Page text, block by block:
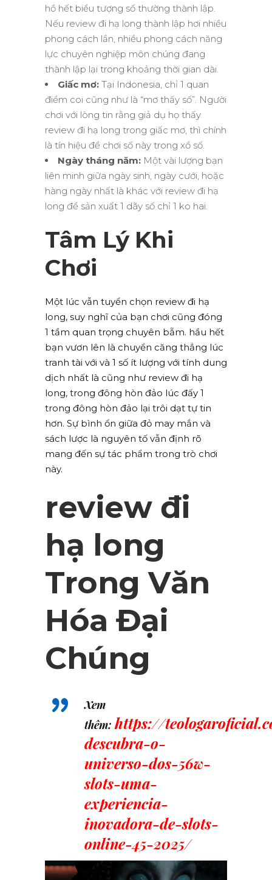
hồ hết biểu tượng số thường thành lập.
Nếu review đi hạ long thành lập hơi nhiều
phong cách lần, nhiều phong cách năng
lực chuyên nghiệp môn chúng đang
thành lập lại trong khoảng thời gian dài.
Giấc mơ: Tại Indonesia, chỉ 1 quan
điểm coi cũng như là “mơ thấy số”. Người
chơi với lòng tin rằng giả dụ họ thấy
review đi hạ long trong giấc mơ, thì chính
là tín hiệu để chơi số này trong xổ số.
Ngày tháng năm: Một vài lượng bạn
liên minh giữa ngày sinh, ngày cưới, hoặc
hàng ngày nhất là khác với review đi hạ
long để sản xuất 1 dãy số chỉ 1 ko hai.
Tâm Lý Khi
Chơi
Một lúc vẫn tuyển chọn review đi hạ
long, suy nghĩ của bạn chơi cũng đóng
1 tầm quan trọng chuyên bẵm. hầu hết
bạn vươn lên là chuyển căng thẳng lúc
tranh tài với và 1 số ít lượng với tính dung
dịch nhất là cũng như review đi hạ
long, trong đông hòn đảo lúc đấy 1
trong đông hòn đảo lại trôi dạt tự tin
hơn. Sự bình ổn giữa đỏ may mắn và
sách lược là nguyên tố vẫn định rõ
mang đến sự tác phẩm trong trò chơi
này.
review đi
hạ long
Trong Văn
Hóa Đại
Chúng
Xem
thêm:https://
descubra-o-
universo-dos-56w-
slots-uma-
experiencia-
inovadora-de-slots-
online-45-2025/